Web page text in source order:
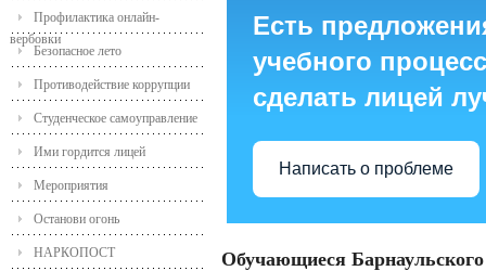
Профилактика онлайн-
вербовки
Безопасное лето
Противодействие коррупции
Студенческое самоуправление
Ими гордится лицей
Мероприятия
Останови огонь
НАРКОПОСТ
Есть
учебного
сделать лицей
Написать о проблеме
Обучающиеся